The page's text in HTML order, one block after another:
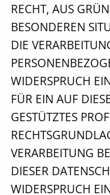
RECHT, AUS
BESONDEREN
DIE
WIDERSPRUCH
FÜR EIN AUF
GESTÜTZTES
VERARBEITUNG
DIESER
WIDERSPRUCH